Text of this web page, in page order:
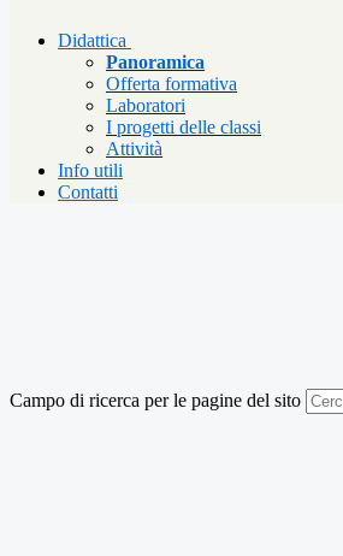
Didattica
Panoramica
Offerta formativa
Laboratori
I progetti delle classi
Attività
Info utili
Contatti
Campo di ricerca per le pagine del sito